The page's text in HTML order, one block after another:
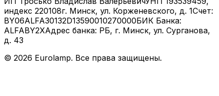
индекс 220108г. Минск, ул. Корженевского, д. 1Счет:
BY06ALFA30132D13590010270000БИК Банка:
ALFABY2XАдрес банка: РБ, г. Минск, ул. Сурганова,
д. 43
© 2026 Eurolamp. Все права защищены.